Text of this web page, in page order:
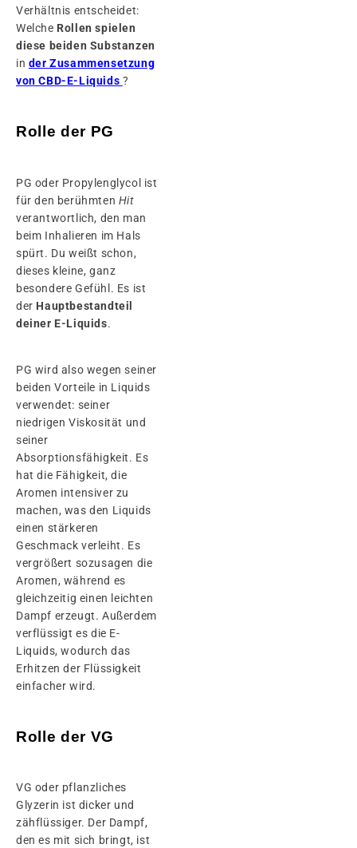
Verhältnis entscheidet:
Welche Rollen spielen
diese beiden Substanzen
in der Zusammensetzung
von CBD-E-Liquids ?
Rolle der PG
PG oder Propylenglycol ist
für den berühmten Hit
verantwortlich, den man
beim Inhalieren im Hals
spürt. Du weißt schon,
dieses kleine, ganz
besondere Gefühl. Es ist
der Hauptbestandteil
deiner E-Liquids.
PG wird also wegen seiner
beiden Vorteile in Liquids
verwendet: seiner
niedrigen Viskosität und
seiner
Absorptionsfähigkeit. Es
hat die Fähigkeit, die
Aromen intensiver zu
machen, was den Liquids
einen stärkeren
Geschmack verleiht. Es
vergrößert sozusagen die
Aromen, während es
gleichzeitig einen leichten
Dampf erzeugt. Außerdem
verflüssigt es die E-
Liquids, wodurch das
Erhitzen der Flüssigkeit
einfacher wird.
Rolle der VG
VG oder pflanzliches
Glyzerin ist dicker und
zähflüssiger. Der Dampf,
den es mit sich bringt, ist